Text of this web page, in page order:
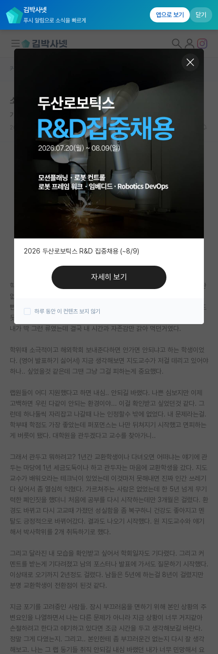
김박사넷
푸시 알림으로 소식을 빠르게
앱으로 보기 닫기
국내대학원 정보
연구실&오픈랩
커뮤니티
커뮤니티 홈
전체글보기
베스트 게시판
IF 명예의전당
자유 게시판(아무개랩)
미국 유학 게시판
미국 대학원 합격 후기 게시판
대학원 합격 후기 게시판
연구실(PI) 홍보 게시판
석박사 채용 정보 게시판
임용 정보 게시판
학부 인턴 게시판
취업 게시판
임용 후기 게시판
인문사회 계열 게시판
특수/전문대학원 게시판
반도체/AI 게시판
장학금/장학생 게시판
학술 정보 게시판
홍보 게시판
커리어
유학교육
이벤트
반도체 아카데미
커뮤니티 홈
소극적인 학생
기쁜 알프레드 노벨
17 14223
학부때까진 소극적이더라도 그냥 수업듣고 시험 잘보면 인정받는데 별 상관
없지만 대학원에선 어렵다. 약간 뻔뻔도 해야하고 갈굼 당하더라도 약간 뻔
뻔하게 들이밀기도 해야하고 그런게 좀 필요한데 애들 앞에서는 아무소리도
못하다가 뒤에서 궁시렁 대기시작하면 그 커리어 성공적이기 힘든것 같다.
내가 딱 그런 류였는데 결국 내 시간과 자존감만 갉아 먹던거였다.
학위때 소극적이고 해외학회 보내준다하면 안가면 안되냐고 하는 학생이었
다. (영어 발표하기 싫어서) 지금 생각해보면 지도교수가 저걸 데리고 있어야
하나.. 싶었을것 같은데 그땐 그냥 그걸 피하는게 중요했다.
랩원들이 어디 지원했다고 하면 내심.. 안되길 바랬다. 나쁜 심보지만 이제
고백하면 우린 다같이 안되는 환경이야... 이걸 확인받고 싶었던것 같다. 그
런데 하나둘씩 자리잡고 나갈때 나는 인정할수 밖에 없었다. 내 문제라는걸.
학부때 학점도 가장 좋았는데 퍼포먼스는 나만 뒤쳐지기 시작했고 면피하는
게 버릇이 됐다. 대학원을 관두겠다고 교수를 찾아가니..
그래서 관두고 뭐하려고? 1년간 교환학생이나 다녀오면 어떠냐는 얘기에 관
두는 마당에 1년 세금도둑이나 하고 관두자는 마음에 교환학생을 갔다. 지도
교수가 배워오라는 테크닉이 있었는데 이것마저 못해내면 진짜 인간 쓰레기
다 싶어서 좀 열심히 익혔다. 가르쳐주는 사람은 없었는데 한 5년 넘게 무기
력한 폐인짓을 했더니 처음에 공부를 다시 시작하는데만 3개월은 걸렸다. 환
경도 바뀌고 다시 고교때 가졌던 성실함을 좀 복구하니 건강도 좋아지고 멘
탈도 긍정적으로 바뀌어갔다. 결과도 나오기 시작했다. 원 지도교수와 얘기
해서 박사학위를 2개 취득하기로 했다.
그리고 달라진 내 모습을 확인받고 싶어서 학회일자도 기다렸다. 그리고 커
멘트를 받는게 기다려졌고 남의 포스터나 발표에 가서도 질문하기 시작했다.
이상태로 오기까지 2년정도 걸렸다. 남들은 5년에 하는걸 8년이 걸렸지만
분명 교환학생이 전환점이 된것 같다.
지금 포기를 고려중인 사람들. 잠시 부끄러움을 면하기 위해 본인 상황의 주
변요인을 나열하면서 나는 다른 문제가 아니라 지금 상황이 너무 거지같아
손절하려고 한다고 얘기하고 있다면 조금 시간을 두고 생각해보길 바란다.
정말 그게 다였는지. 그리고.. 본인한테 좀 부끄러운건 없는지 다시 잘 생각
해보고. 나는 그 랩 동기들 취직 안되길 내심 바랬던 내가 너무 민망해서 요
2026 두산로보틱스 R&D 집중채용 (~8/9)
자세히 보기
하루 동안 이 컨텐츠 보지 않기